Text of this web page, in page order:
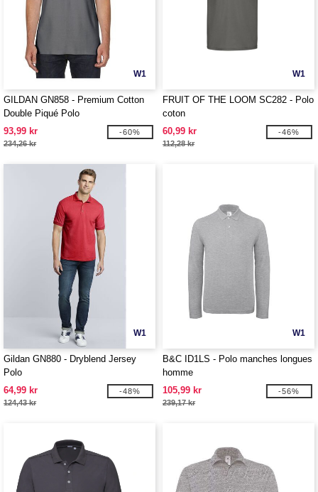
W1
GILDAN GN858 - Premium Cotton
Double Piqué Polo
93,99 kr
234,26 kr
-60%
W1
FRUIT OF THE LOOM SC282 - Polo
coton
60,99 kr
112,28 kr
-46%
W1
Gildan GN880 - Dryblend Jersey
Polo
64,99 kr
124,43 kr
-48%
W1
B&C ID1LS - Polo manches longues
homme
105,99 kr
239,17 kr
-56%